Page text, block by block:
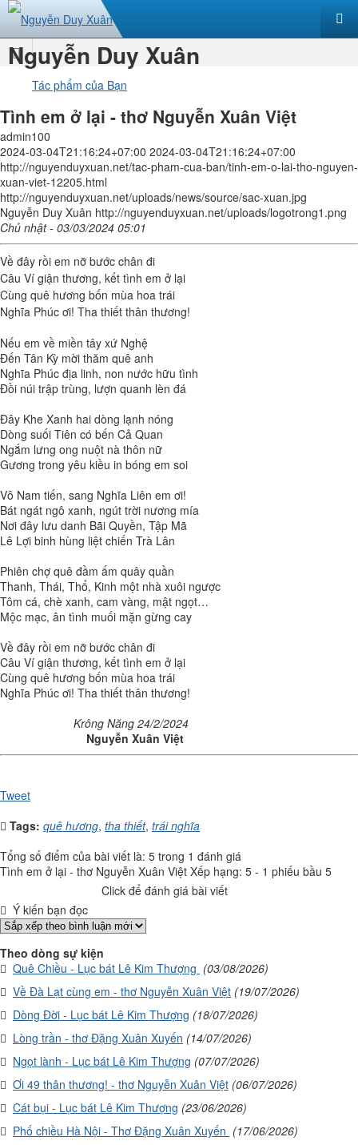
Nguyễn Duy Xuân
nhất
Tác phẩm của Bạn
Tình em ở lại - thơ Nguyễn Xuân Việt
admin100
2024-03-04T21:16:24+07:00 2024-03-04T21:16:24+07:00
http://nguyenduyxuan.net/tac-pham-cua-ban/tinh-em-o-lai-tho-nguyen-
xuan-viet-12205.html
http://nguyenduyxuan.net/uploads/news/source/sac-xuan.jpg
Nguyễn Duy Xuân http://nguyenduyxuan.net/uploads/logotrong1.png
Chủ nhật - 03/03/2024 05:01
Về đây rồi em nỡ bước chân đi
Câu Ví giận thương, kết tình em ở lại
Cùng quê hương bốn mùa hoa trái
Nghĩa Phúc ơi! Tha thiết thân thương!
Nếu em về miền tây xứ Nghệ
Đến Tân Kỳ mời thăm quê anh
Nghĩa Phúc địa linh, non nước hữu tình
Đồi núi trập trùng, lượn quanh lèn đá
Đây Khe Xanh hai dòng lạnh nóng
Dòng suối Tiên có bến Cả Quan
Ngắm lưng ong nuột nà thôn nữ
Gương trong yêu kiều in bóng em soi
Vô Nam tiến, sang Nghĩa Liên em ơi!
Bát ngát ngô xanh, ngút trời nương mía
Nơi đây lưu danh Bãi Quyền, Tập Mã
Lê Lợi binh hùng liệt chiến Trà Lân
Phiên chợ quê đầm ấm quây quần
Thanh, Thái, Thổ, Kinh một nhà xuôi ngược
Tôm cá, chè xanh, cam vàng, mật ngọt…
Mộc mạc, ân tình muối mặn gừng cay
Về đây rồi em nỡ bước chân đi
Câu Ví giận thương, kết tình em ở lại
Cùng quê hương bốn mùa hoa trái
Nghĩa Phúc ơi! Tha thiết thân thương!
Krông Năng 24/2/2024
Nguyễn Xuân Việt
Tweet
Tags: quê hương, tha thiết, trái nghĩa
Tổng số điểm của bài viết là: 5 trong 1 đánh giá
Tình em ở lại - thơ Nguyễn Xuân Việt Xếp hạng: 5 - 1 phiếu bầu 5
Click để đánh giá bài viết
Ý kiến bạn đọc
Theo dòng sự kiện
Quê Chiều - Lục bát Lê Kim Thượng (03/08/2026)
Về Đà Lạt cùng em - thơ Nguyễn Xuân Việt (19/07/2026)
Dòng Đời - Lục bát Lê Kim Thượng (18/07/2026)
Lòng trần - thơ Đặng Xuân Xuyến (14/07/2026)
Ngọt lành - Lục bát Lê Kim Thượng (07/07/2026)
Ơi 49 thân thương! - thơ Nguyễn Xuân Việt (06/07/2026)
Cát bụi - Lục bát Lê Kim Thượng (23/06/2026)
Phố chiều Hà Nội - Thơ Đặng Xuân Xuyến (17/06/2026)